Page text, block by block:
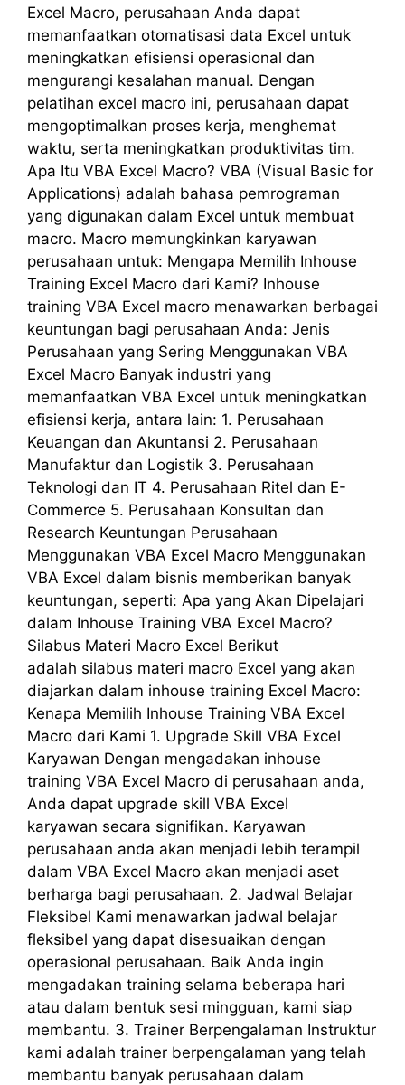
Excel Macro, perusahaan Anda dapat
memanfaatkan otomatisasi data Excel untuk
meningkatkan efisiensi operasional dan
mengurangi kesalahan manual. Dengan
pelatihan excel macro ini, perusahaan dapat
mengoptimalkan proses kerja, menghemat
waktu, serta meningkatkan produktivitas tim.
Apa Itu VBA Excel Macro? VBA (Visual Basic for
Applications) adalah bahasa pemrograman
yang digunakan dalam Excel untuk membuat
macro. Macro memungkinkan karyawan
perusahaan untuk: Mengapa Memilih Inhouse
Training Excel Macro dari Kami? Inhouse
training VBA Excel macro menawarkan berbagai
keuntungan bagi perusahaan Anda: Jenis
Perusahaan yang Sering Menggunakan VBA
Excel Macro Banyak industri yang
memanfaatkan VBA Excel untuk meningkatkan
efisiensi kerja, antara lain: 1. Perusahaan
Keuangan dan Akuntansi 2. Perusahaan
Manufaktur dan Logistik 3. Perusahaan
Teknologi dan IT 4. Perusahaan Ritel dan E-
Commerce 5. Perusahaan Konsultan dan
Research Keuntungan Perusahaan
Menggunakan VBA Excel Macro Menggunakan
VBA Excel dalam bisnis memberikan banyak
keuntungan, seperti: Apa yang Akan Dipelajari
dalam Inhouse Training VBA Excel Macro?
Silabus Materi Macro Excel Berikut
adalah silabus materi macro Excel yang akan
diajarkan dalam inhouse training Excel Macro:
Kenapa Memilih Inhouse Training VBA Excel
Macro dari Kami 1. Upgrade Skill VBA Excel
Karyawan Dengan mengadakan inhouse
training VBA Excel Macro di perusahaan anda,
Anda dapat upgrade skill VBA Excel
karyawan secara signifikan. Karyawan
perusahaan anda akan menjadi lebih terampil
dalam VBA Excel Macro akan menjadi aset
berharga bagi perusahaan. 2. Jadwal Belajar
Fleksibel Kami menawarkan jadwal belajar
fleksibel yang dapat disesuaikan dengan
operasional perusahaan. Baik Anda ingin
mengadakan training selama beberapa hari
atau dalam bentuk sesi mingguan, kami siap
membantu. 3. Trainer Berpengalaman Instruktur
kami adalah trainer berpengalaman yang telah
membantu banyak perusahaan dalam